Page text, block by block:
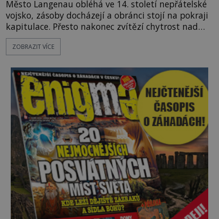
Město Langenau obléhá ve 14. století nepřátelské
vojsko, zásoby docházejí a obránci stojí na pokraji
kapitulace. Přesto nakonec zvítězí chytrost nad
hrubou silou. Podle staré německé legendy vypustí
obyvatelé za hradby dobře živeného králíka, aby
dost. Čas pracuje pro obléhatele. Ve městě ubývají
zásoby a každý den znamená další porci strádá
ZOBRAZIT VÍCE